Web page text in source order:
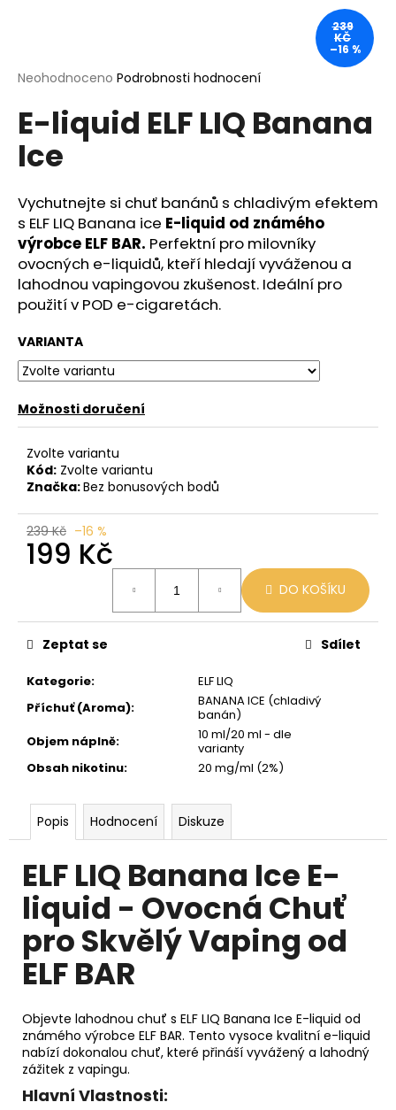
Průměrné
produktu
je
0,0
hvězdiček.
Neohodnoceno Podrobnosti hodnocení
E-liquid ELF LIQ Banana
Ice
Vychutnejte si chuť banánů s chladivým efektem
s ELF LIQ Banana ice E-liquid od známého
výrobce ELF BAR. Perfektní pro milovníky
ovocných e-liquidů, kteří hledají vyváženou a
lahodnou vapingovou zkušenost. Ideální pro
použití v POD e-cigaretách.
VARIANTA
Možnosti doručení
Zvolte variantu
Kód: Zvolte variantu
Značka:Bez bonusových bodů
239 Kč –16 %
199 Kč
DO KOŠÍKU
Kategorie:
ELF LIQ
Příchuť (Aroma):
BANANA ICE (chladivý
banán)
Objem náplně:
10 ml/20 ml - dle
varianty
Obsah nikotinu: 20 mg/ml (2%)
Zeptat se Sdílet
239
KČ
–16 %
Popis Hodnocení Diskuze
ELF LIQ Banana Ice E-
liquid - Ovocná Chuť
pro Skvělý Vaping od
ELF BAR
Objevte lahodnou chuť s ELF LIQ Banana Ice E-liquid od
známého výrobce ELF BAR. Tento vysoce kvalitní e-liquid
nabízí dokonalou chuť, které přináší vyvážený a lahodný
zážitek z vapingu.
Hlavní Vlastnosti:
í
t
?
HLEDAT
D
o
p
o
r
u
č
u
e
m
e
VENIX
X2
79
Původně:
Kč